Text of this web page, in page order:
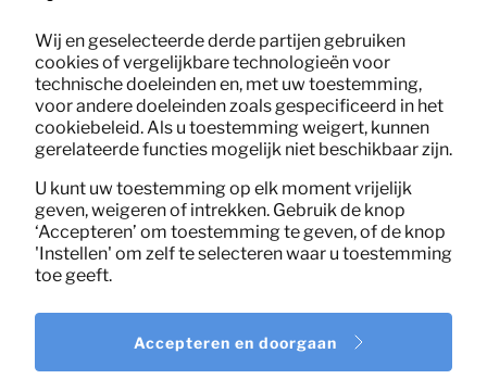
Wij en geselecteerde derde partijen gebruiken
cookies of vergelijkbare technologieën voor
technische doeleinden en, met uw toestemming,
voor andere doeleinden zoals gespecificeerd in het
cookiebeleid. Als u toestemming weigert, kunnen
gerelateerde functies mogelijk niet beschikbaar zijn.
U kunt uw toestemming op elk moment vrijelijk
geven, weigeren of intrekken. Gebruik de knop
‘Accepteren’ om toestemming te geven, of de knop
'Instellen' om zelf te selecteren waar u toestemming
toe geeft.
Accepteren en doorgaan